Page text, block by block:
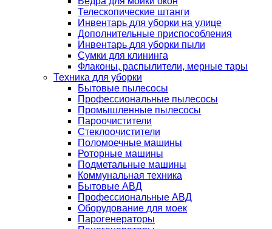
Телескопические штанги
Инвентарь для уборки на улице
Дополнительные приспособления
Инвентарь для уборки пыли
Сумки для клининга
Флаконы, распылители, мерные тары
Техника для уборки
Бытовые пылесосы
Профессиональные пылесосы
Промышленные пылесосы
Пароочистители
Стеклоочистители
Поломоечные машины
Роторные машины
Подметальные машины
Коммунальная техника
Бытовые АВД
Профессиональные АВД
Оборудование для моек
Парогенераторы